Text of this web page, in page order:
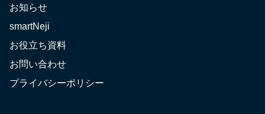
お知らせ
smartNeji
お役立ち資料
お問い合わせ
プライバシーポリシー